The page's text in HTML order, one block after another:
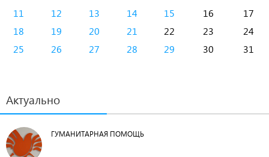
11
12 13 14 15 16
17
18
19 20 21 22 23
24
25
26 27 28 29 30 31
Актуально
ГУМАНИТАРНАЯ ПОМОЩЬ